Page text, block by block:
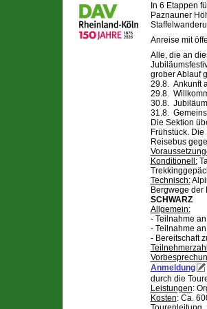
In 6 Etappen
Paznauner
Anreise mit
Alle, die an
grober Ablauf
29.8. Ankunft
29.8.
30.8.
31.8.
Die Sektion
Frühstück.
Reisebus
Konditionell:
Technisch:
Bergwege
SCHWARZ
Allgemein:
- Teilnahme
- Teilnahme
- Bereitschaft
Anmeldung
durch die
Leistungen:
Kosten: Ca.